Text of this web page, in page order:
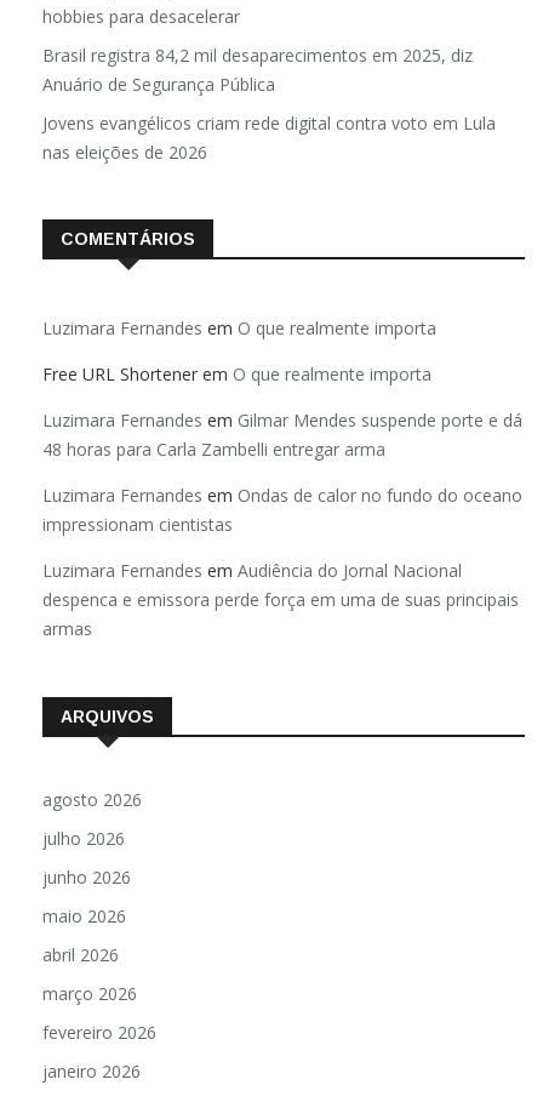
hobbies para desacelerar
Brasil registra 84,2 mil desaparecimentos em 2025, diz
Anuário de Segurança Pública
Jovens evangélicos criam rede digital contra voto em Lula
nas eleições de 2026
COMENTÁRIOS
Luzimara Fernandes em O que realmente importa
Free URL Shortener em O que realmente importa
Luzimara Fernandes em Gilmar Mendes suspende porte e dá
48 horas para Carla Zambelli entregar arma
Luzimara Fernandes em Ondas de calor no fundo do oceano
impressionam cientistas
Luzimara Fernandes em Audiência do Jornal Nacional
despenca e emissora perde força em uma de suas principais
armas
ARQUIVOS
agosto 2026
julho 2026
junho 2026
maio 2026
abril 2026
março 2026
fevereiro 2026
janeiro 2026